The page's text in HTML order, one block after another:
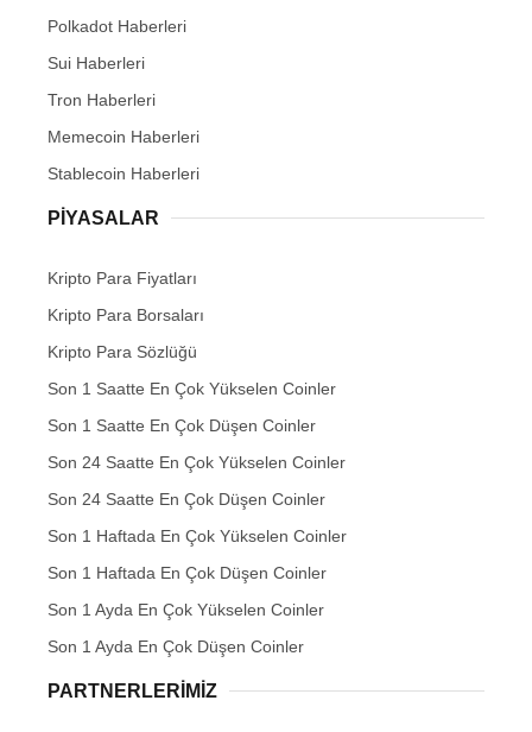
Polkadot Haberleri
Sui Haberleri
Tron Haberleri
Memecoin Haberleri
Stablecoin Haberleri
PIYASALAR
Kripto Para Fiyatları
Kripto Para Borsaları
Kripto Para Sözlüğü
Son 1 Saatte En Çok Yükselen Coinler
Son 1 Saatte En Çok Düşen Coinler
Son 24 Saatte En Çok Yükselen Coinler
Son 24 Saatte En Çok Düşen Coinler
Son 1 Haftada En Çok Yükselen Coinler
Son 1 Haftada En Çok Düşen Coinler
Son 1 Ayda En Çok Yükselen Coinler
Son 1 Ayda En Çok Düşen Coinler
PARTNERLERIMIZ